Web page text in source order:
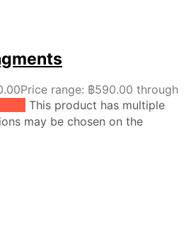
Price range: ฿590.00 through
This product has multiple
may be chosen on the